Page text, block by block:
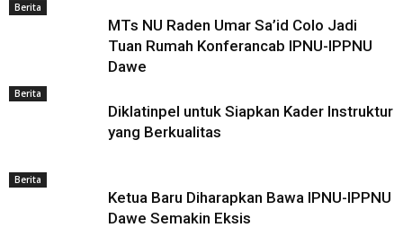
Berita
MTs NU Raden Umar Sa’id Colo Jadi
Tuan Rumah Konferancab IPNU-IPPNU
Dawe
Berita
Diklatinpel untuk Siapkan Kader Instruktur
yang Berkualitas
Berita
Ketua Baru Diharapkan Bawa IPNU-IPPNU
Dawe Semakin Eksis